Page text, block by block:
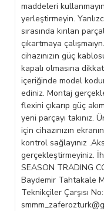
maddeleri
yerleştirmeyin.
sırasında kırılan
çıkartmaya
cihazınızın güç
kapalı olmasına
içeriğinde model
ediniz. Montaj
flexini çıkarıp güç
yeni parçayı takınız.
için cihazınızın
kontrol sağlayınız
gerçekleştirmeyiniz.
SEASON TRADING
Baydemir Tahtakale
Teknikçiler Çarşısı